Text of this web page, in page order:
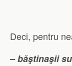
Deci, pentru
– băştinaşii